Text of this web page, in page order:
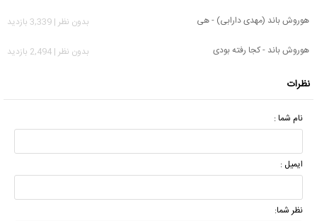
هوروش باند (مهدی دارابی) - هی
بدون نظر | 3,339 بازدید
هوروش باند - کجا رفته بودی
بدون نظر | 2,494 بازدید
نظرات
نام شما :
ایمیل :
نظر شما: